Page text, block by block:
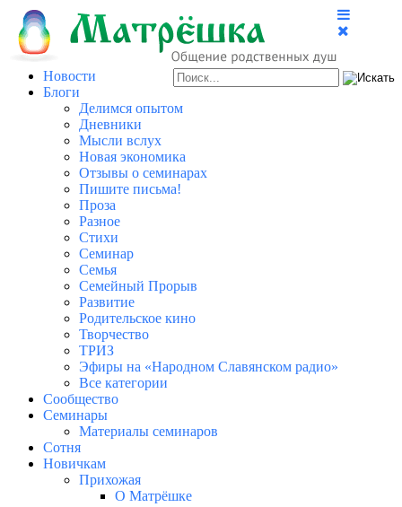
Новости
Блоги
Делимся опытом
Дневники
Мысли вслух
Новая экономика
Отзывы о семинарах
Пишите письма!
Проза
Разное
Стихи
Семинар
Семья
Семейный Прорыв
Развитие
Родительское кино
Творчество
ТРИЗ
Эфиры на «Народном Славянском радио»
Все категории
Сообщество
Семинары
Материалы семинаров
Сотня
Новичкам
Прихожая
О Матрёшке